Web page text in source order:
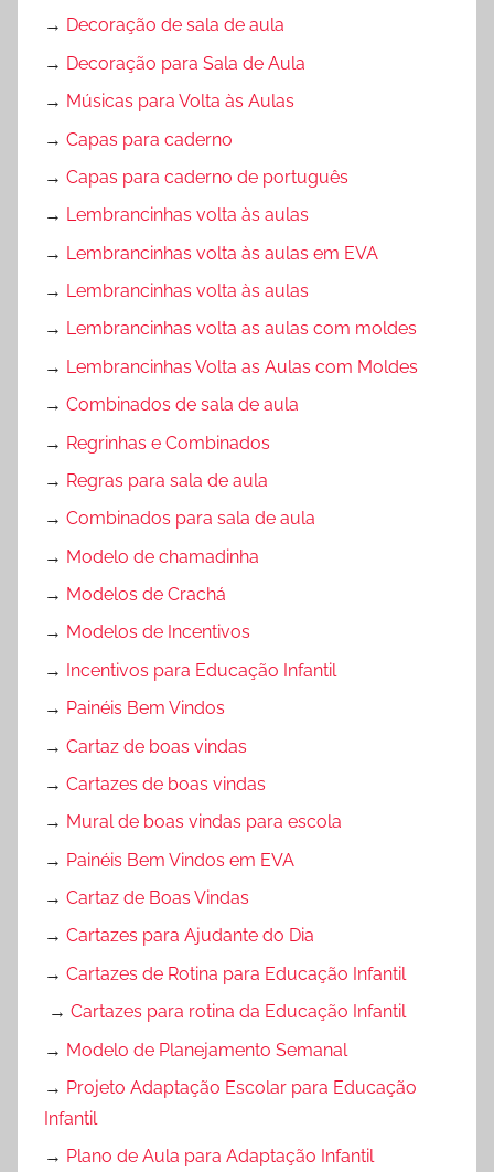
→ Decoração de sala de aula
→ Decoração para Sala de Aula
→ Músicas para Volta às Aulas
→ Capas para caderno
→ Capas para caderno de português
→ Lembrancinhas volta às aulas
→ Lembrancinhas volta às aulas em EVA
→ Lembrancinhas volta às aulas
→ Lembrancinhas volta as aulas com moldes
→ Lembrancinhas Volta as Aulas com Moldes
→ Combinados de sala de aula
→ Regrinhas e Combinados
→ Regras para sala de aula
→ Combinados para sala de aula
→ Modelo de chamadinha
→ Modelos de Crachá
→ Modelos de Incentivos
→ Incentivos para Educação Infantil
→ Painéis Bem Vindos
→ Cartaz de boas vindas
→ Cartazes de boas vindas
→ Mural de boas vindas para escola
→ Painéis Bem Vindos em EVA
→ Cartaz de Boas Vindas
→ Cartazes para Ajudante do Dia
→ Cartazes de Rotina para Educação Infantil
→ Cartazes para rotina da Educação Infantil
→ Modelo de Planejamento Semanal
→ Projeto Adaptação Escolar para Educação
Infantil
→ Plano de Aula para Adaptação Infantil